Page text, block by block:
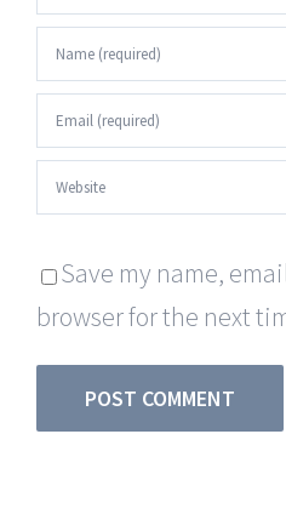
Save my name,
browser for the next